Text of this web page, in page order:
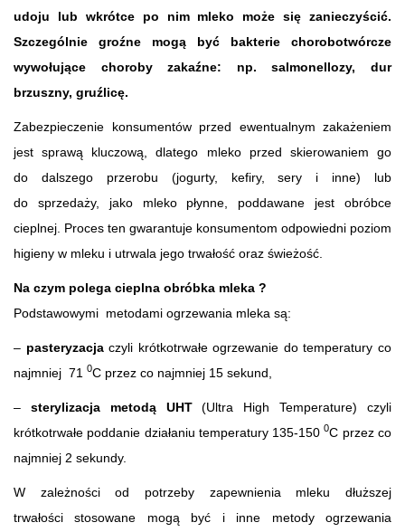
udoju lub wkrótce po nim mleko może się zanieczyścić.
Szczególnie groźne mogą być bakterie chorobotwórcze
wywołujące choroby zakaźne: np. salmonellozy, dur
brzuszny, gruźlicę.
Zabezpieczenie konsumentów przed ewentualnym zakażeniem
jest sprawą kluczową, dlatego mleko przed skierowaniem go
do dalszego przerobu (jogurty, kefiry, sery i inne) lub
do sprzedaży, jako mleko płynne, poddawane jest obróbce
cieplnej. Proces ten gwarantuje konsumentom odpowiedni poziom
higieny w mleku i utrwala jego trwałość oraz świeżość.
Na czym polega cieplna obróbka mleka ?
Podstawowymi metodami ogrzewania mleka są:
– pasteryzacjaczyli krótkotrwałe ogrzewanie do temperatury co
najmniej 71 0C przez co najmniej 15 sekund,
– sterylizacja metodą UHT(Ultra High Temperature) czyli
krótkotrwałe poddanie działaniu temperatury 135-1500C przez co
najmniej 2 sekundy.
W zależności od potrzeby zapewnienia mleku dłuższej
trwałości stosowane mogą być i inne metody ogrzewania